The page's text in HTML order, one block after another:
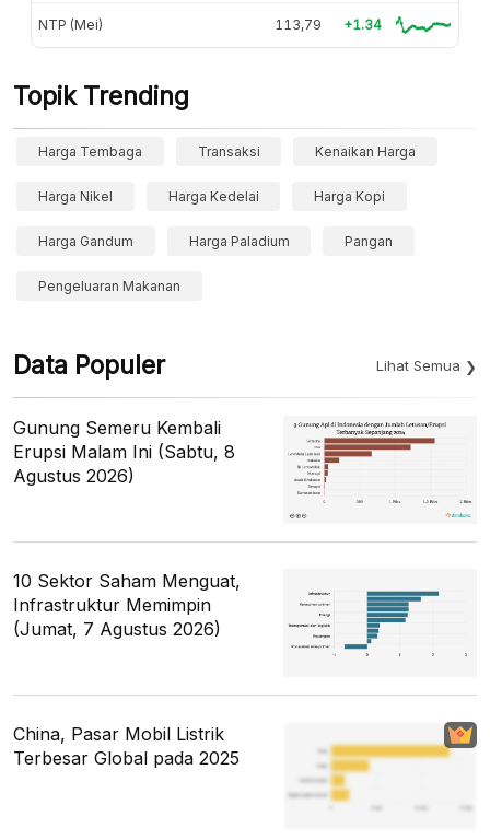
NTP (Mei) 113,79 +1.34
Topik Trending
Harga Tembaga Transaksi Kenaikan Harga
Harga Nikel Harga Kedelai Harga Kopi
Harga Gandum Harga Paladium Pangan
Pengeluaran Makanan
Data Populer Lihat Semua
Gunung Semeru Kembali
Erupsi Malam Ini (Sabtu, 8
Agustus 2026)
10 Sektor Saham Menguat,
Infrastruktur Memimpin
(Jumat, 7 Agustus 2026)
China, Pasar Mobil Listrik
Terbesar Global pada 2025